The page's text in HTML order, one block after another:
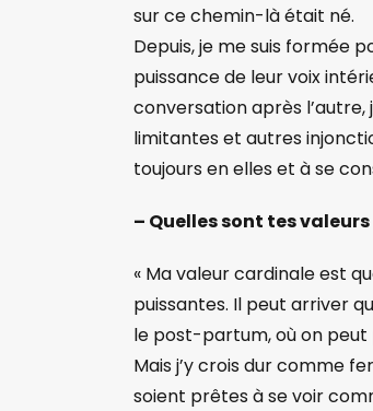
sur ce chemin-là était né.
Depuis, je me suis formée
puissance de leur voix
conversation après
limitantes et autres
toujours en elles et à se
– Quelles sont tes
« Ma valeur cardinale est
puissantes. Il peut arriver
le post-partum, où on
Mais j’y crois dur comme
soient prêtes à se voir